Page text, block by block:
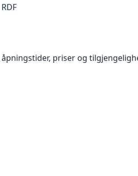
RDF
priser og